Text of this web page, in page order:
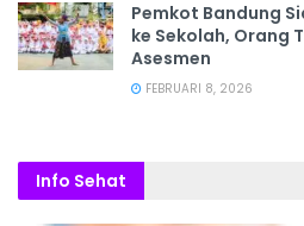
Pemkot Bandung
ke Sekolah, Orang
Asesmen
FEBRUARI 8, 2026
Info Sehat